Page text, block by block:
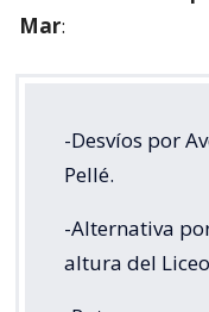
Mar:
-Desvíos por
Pellé.
-Alternativa
altura del